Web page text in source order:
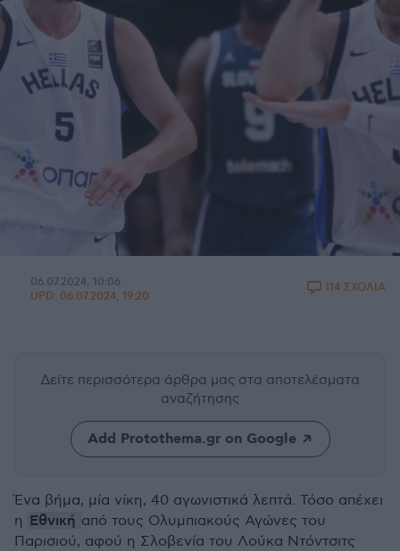
06.07.2024, 10:06
UPD: 06.07.2024, 19:20
114 ΣΧΟΛΙΑ
Δείτε περισσότερα άρθρα μας στα αποτελέσματα
αναζήτησης
Add Protothema.gr on Google
Ένα βήμα, μία νίκη, 40 αγωνιστικά λεπτά. Τόσο απέχει
η Εθνική από τους Ολυμπιακούς Αγώνες του
Παρισιού, αφού η Σλοβενία του Λούκα Ντόντσιτς